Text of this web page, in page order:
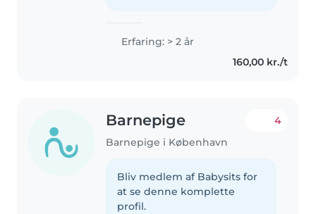
Erfaring: > 2 år
160,00 kr./t
Barnepige
Barnepige i København
4
Bliv medlem af Babysits for
at se denne komplette
profil.